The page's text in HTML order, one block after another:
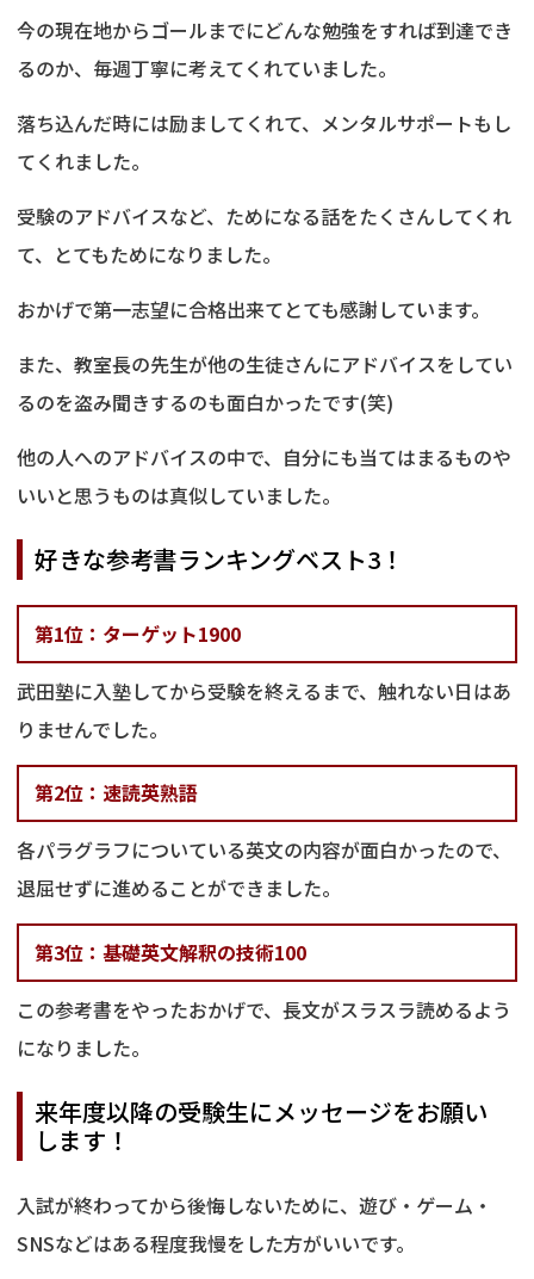
今の現在地からゴールまでにどんな勉強をすれば到達でき
るのか、毎週丁寧に考えてくれていました。
落ち込んだ時には励ましてくれて、メンタルサポートもし
てくれました。
受験のアドバイスなど、ためになる話をたくさんしてくれ
て、とてもためになりました。
おかげで第一志望に合格出来てとても感謝しています。
また、教室長の先生が他の生徒さんにアドバイスをしてい
るのを盗み聞きするのも面白かったです(笑)
他の人へのアドバイスの中で、自分にも当てはまるものや
いいと思うものは真似していました。
好きな参考書ランキングベスト3！
第1位：ターゲット1900
武田塾に入塾してから受験を終えるまで、触れない日はあ
りませんでした。
第2位：速読英熟語
各パラグラフについている英文の内容が面白かったので、
退屈せずに進めることができました。
第3位：基礎英文解釈の技術100
この参考書をやったおかげで、長文がスラスラ読めるよう
になりました。
来年度以降の受験生にメッセージをお願い
します！
入試が終わってから後悔しないために、遊び・ゲーム・
SNSなどはある程度我慢をした方がいいです。